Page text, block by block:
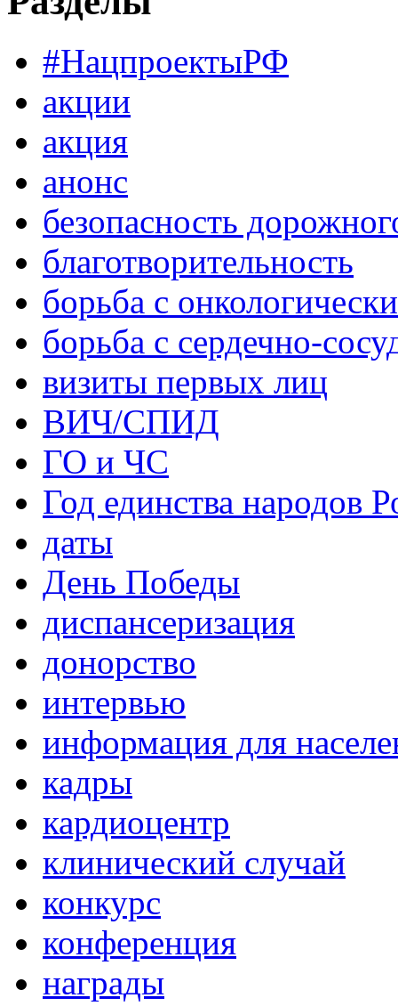
#НацпроектыРФ
акции
акция
анонс
безопасность
благотворительность
борьба с
борьба с сердечно-
визиты первых лиц
ВИЧ/СПИД
ГО и ЧС
Год единства народов
даты
День Победы
диспансеризация
донорство
интервью
информация для
кадры
кардиоцентр
клинический случай
конкурс
конференция
награды